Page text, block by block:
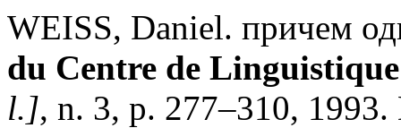
WEISS, Daniel. причем
du Centre de
l.], n. 3, p. 277–310,